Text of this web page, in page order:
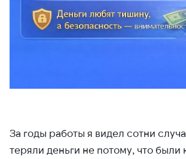
За годы работы я видел сотни
теряли деньги не потому, что были